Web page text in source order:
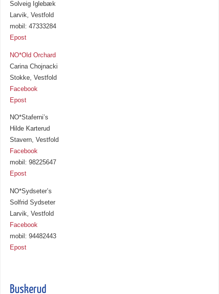
Solveig Iglebæk
Larvik, Vestfold
mobil: 47333284
Epost
NO*Old Orchard
Carina Chojnacki
Stokke, Vestfold
Facebook
Epost
NO*Staferni’s
Hilde Karterud
Stavern, Vestfold
Facebook
mobil: 98225647
Epost
NO*Sydseter’s
Solfrid Sydseter
Larvik, Vestfold
Facebook
mobil: 94482443
Epost
Buskerud